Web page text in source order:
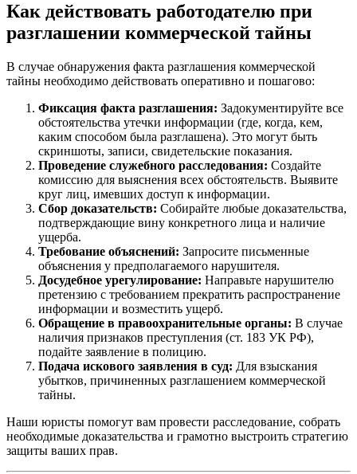
Как действовать работодателю при
разглашении коммерческой тайны
В случае обнаружения факта разглашения коммерческой
тайны необходимо действовать оперативно и пошагово:
Фиксация факта разглашения: Задокументируйте все
обстоятельства утечки информации (где, когда, кем,
каким способом была разглашена). Это могут быть
скриншоты, записи, свидетельские показания.
Проведение служебного расследования: Создайте
комиссию для выяснения всех обстоятельств. Выявите
круг лиц, имевших доступ к информации.
Сбор доказательств: Собирайте любые доказательства,
подтверждающие вину конкретного лица и наличие
ущерба.
Требование объяснений: Запросите письменные
объяснения у предполагаемого нарушителя.
Досудебное урегулирование: Направьте нарушителю
претензию с требованием прекратить распространение
информации и возместить ущерб.
Обращение в правоохранительные органы: В случае
наличия признаков преступления (ст. 183 УК РФ),
подайте заявление в полицию.
Подача искового заявления в суд: Для взыскания
убытков, причиненных разглашением коммерческой
тайны.
Наши юристы помогут вам провести расследование, собрать
необходимые доказательства и грамотно выстроить стратегию
защиты ваших прав.